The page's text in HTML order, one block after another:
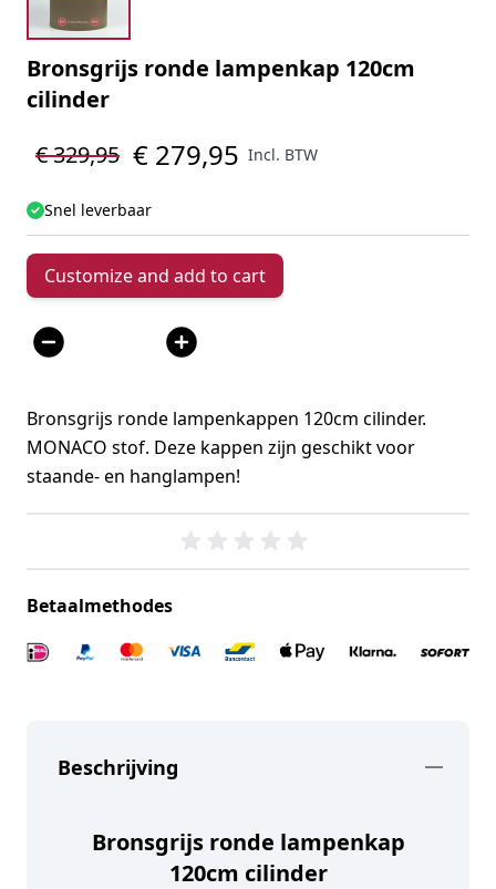
Bronsgrijs ronde lampenkap 120cm
cilinder
€ 329,95 € 279,95 Incl. BTW
Snel leverbaar
Customize and add to cart
Aantal
Bronsgrijs ronde lampenkappen 120cm cilinder.
MONACO stof. Deze kappen zijn geschikt voor
staande- en hanglampen!
Betaalmethodes
Beschrijving
Bronsgrijs ronde lampenkap
120cm cilinder